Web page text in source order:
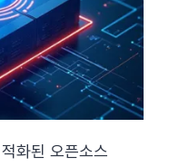
화된 오픈소스